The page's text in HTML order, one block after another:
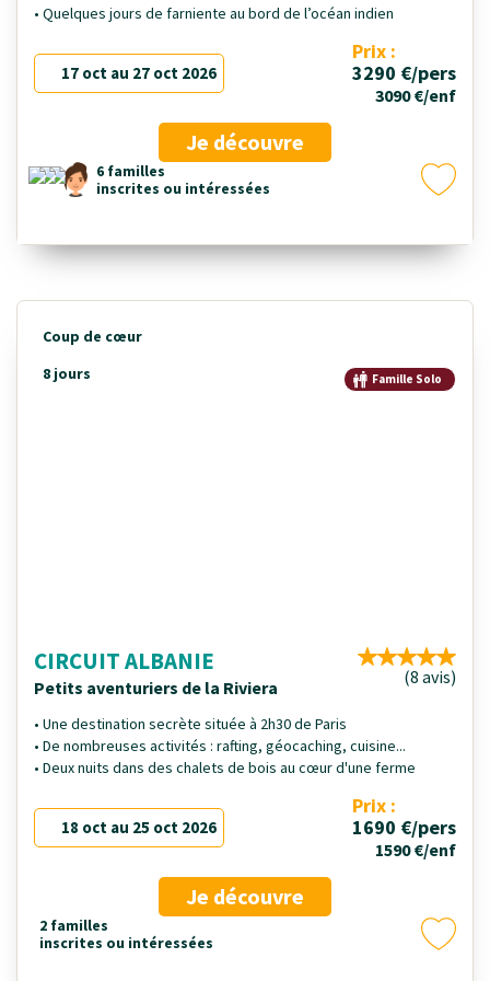
• Quelques jours de farniente au bord de l’océan indien
17 oct au 27 oct 2026
Prix :
3290 €/pers
3090 €/enf
Je découvre
6 familles
inscrites ou intéressées
Coup de cœur
8 jours
Famille Solo
CIRCUIT ALBANIE
Petits aventuriers de la Riviera (8 avis)
• Une destination secrète située à 2h30 de Paris
• De nombreuses activités : rafting, géocaching, cuisine...
• Deux nuits dans des chalets de bois au cœur d'une ferme
18 oct au 25 oct 2026
Prix :
1690 €/pers
1590 €/enf
Je découvre
2 familles
inscrites ou intéressées